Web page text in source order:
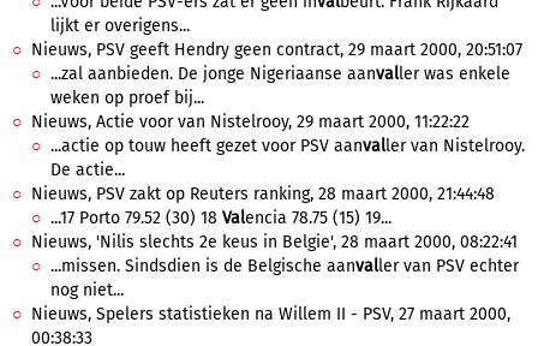
lijkt er overigens...
Nieuws, PSV geeft Hendry geen contract, 29 maart 2000, 20:51:07
...zal aanbieden. De jonge Nigeriaanse aanvaller was enkele
weken op proef bij...
Nieuws, Actie voor van Nistelrooy, 29 maart 2000, 11:22:22
...actie op touw heeft gezet voor PSV aanvaller van Nistelrooy.
De actie...
Nieuws, PSV zakt op Reuters ranking, 28 maart 2000, 21:44:48
...17 Porto 79.52 (30) 18 Valencia 78.75 (15) 19...
Nieuws, 'Nilis slechts 2e keus in Belgie', 28 maart 2000, 08:22:41
...missen. Sindsdien is de Belgische aanvaller van PSV echter
nog niet...
Nieuws, Spelers statistieken na Willem II - PSV, 27 maart 2000,
00:38:33